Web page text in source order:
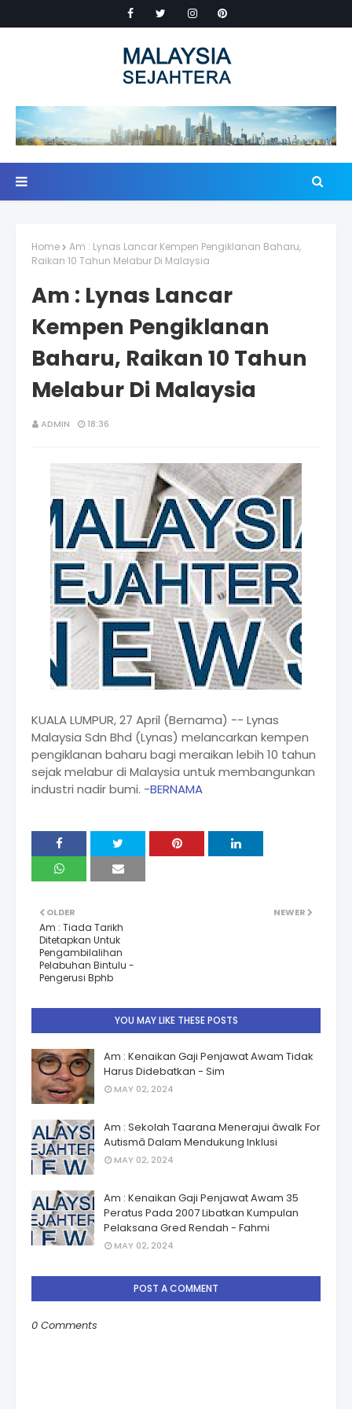
Home
Am : Lynas Lancar Kempen Pengiklanan Baharu,
Raikan 10 Tahun Melabur Di Malaysia
Am : Lynas Lancar
Kempen Pengiklanan
Baharu, Raikan 10 Tahun
Melabur Di Malaysia
ADMIN 18:36
KUALA LUMPUR, 27 April (Bernama) -- Lynas
Malaysia Sdn Bhd (Lynas) melancarkan kempen
pengiklanan baharu bagi meraikan lebih 10 tahun
sejak melabur di Malaysia untuk membangunkan
industri nadir bumi. -BERNAMA
NEWER
OLDER
Am : Tiada Tarikh
Ditetapkan Untuk
Pengambilalihan
Pelabuhan Bintulu -
Pengerusi Bphb
YOU MAY LIKE THESE POSTS
Am : Kenaikan Gaji Penjawat Awam Tidak
Harus Didebatkan - Sim
MAY 02, 2024
Am : Sekolah Taarana Menerajui âwalk For
Autismâ Dalam Mendukung Inklusi
MAY 02, 2024
Am : Kenaikan Gaji Penjawat Awam 35
Peratus Pada 2007 Libatkan Kumpulan
Pelaksana Gred Rendah - Fahmi
MAY 02, 2024
POST A COMMENT
0 Comments